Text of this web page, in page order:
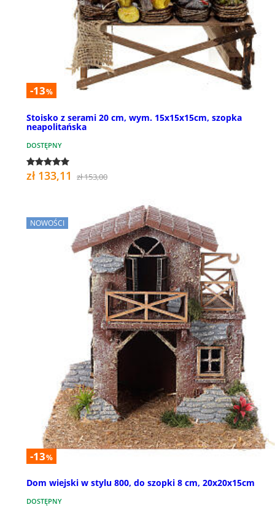
-13%
Stoisko z serami 20 cm, wym. 15x15x15cm, szopka
neapolitańska
DOSTĘPNY
zł 133,11 zł 153,00
NOWOŚCI
-13%
Dom wiejski w stylu 800, do szopki 8 cm, 20x20x15cm
DOSTĘPNY